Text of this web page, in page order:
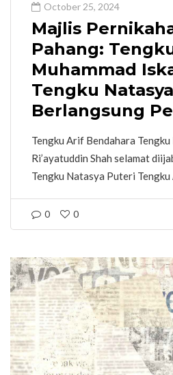
October 25, 2024
Majlis
Pahang:
Muhammad
Tengku Natasya
Berlangsung
Tengku Arif Bendahara
Ri’ayatuddin Shah selamat
Tengku Natasya Puteri Tengku
0 0